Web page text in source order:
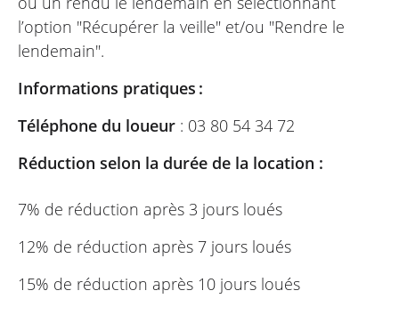
l’option "Récupérer la veille" et/ou "Rendre le
lendemain".
Informations pratiques :
Téléphone du loueur : 03 80 54 34 72
Réduction selon la durée de la location :
7% de réduction après 3 jours loués
12% de réduction après 7 jours loués
15% de réduction après 10 jours loués